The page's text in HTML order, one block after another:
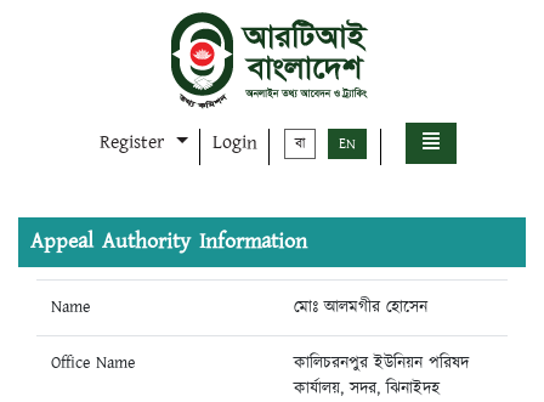
Register Login বা EN
Appeal Authority Information
Name মোঃ আলমগীর হোসেন
Office Name
কালিচরনপুর ইউনিয়ন পরিষদ
কার্যালয়, সদর, ঝিনাইদহ